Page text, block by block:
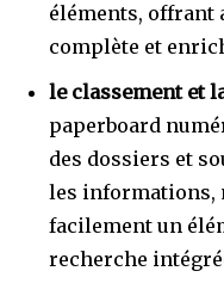
éléments, offrant
complète et
le classement et
paperboard
des dossiers et
les informations,
facilement un
recherche